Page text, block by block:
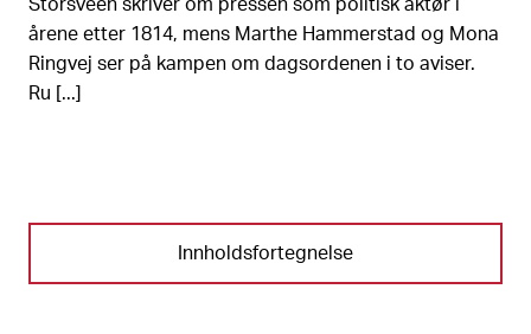
Storsveen skriver om pressen som politisk aktør i
årene etter 1814, mens Marthe Hammerstad og Mona
Ringvej ser på kampen om dagsordenen i to aviser.
Ru [...]
Innholdsfortegnelse